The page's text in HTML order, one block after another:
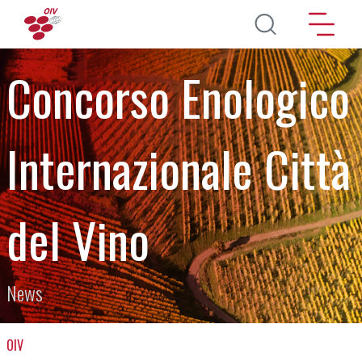
Direkt zum Inhalt
Concorso Enologico
Internazionale Città
del Vino
News
OIV